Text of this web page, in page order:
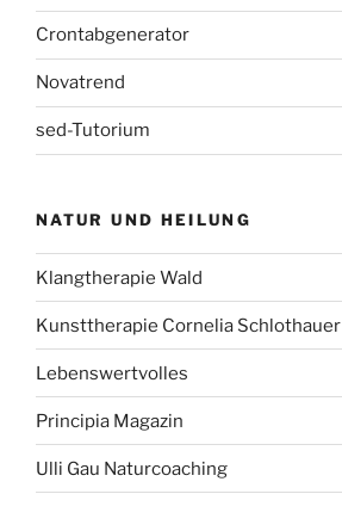
Crontabgenerator
Novatrend
sed-Tutorium
NATUR UND HEILUNG
Klangtherapie Wald
Kunsttherapie Cornelia Schlothauer
Lebenswertvolles
Principia Magazin
Ulli Gau Naturcoaching